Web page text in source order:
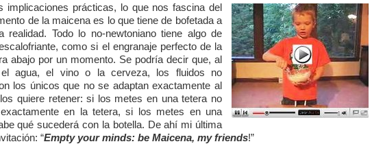
implicaciones prácticas, lo que nos fascina del
de la maicena es lo que tiene de bofetada a
realidad. Todo lo no-newtoniano tiene algo de
como si el engranaje perfecto de la
abajo por un momento. Se podría decir que, al
el agua, el vino o la cerveza, los fluidos no
los únicos que no se adaptan exactamente al
quiere retener: si los metes en una tetera no
en la tetera, si los metes en una
qué sucederá con la botella. De ahí mi última
“Empty your minds: be Maicena, my friends!”